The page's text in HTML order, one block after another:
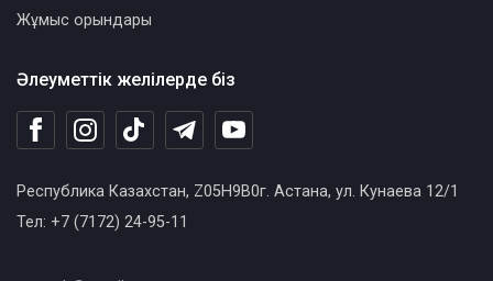
Әлеуметтік желілерде біз
Республика Казахстан, Z05H9B0г. Астана, ул. Кунаева 12/1
Тел: +7 (7172) 24-95-11
Жұмыс орындары